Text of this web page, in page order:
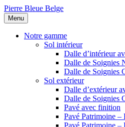
Pierre Bleue Belge
Menu
Notre gamme
Sol intérieur
Dalle d’intérieur
Dalle de Soignies
Dalle de Soignies
Sol extérieur
Dalle d’extérieur
Dalle de Soignies
Pavé avec finition
Pavé Patrimoine –
Pavé Patrimoine –